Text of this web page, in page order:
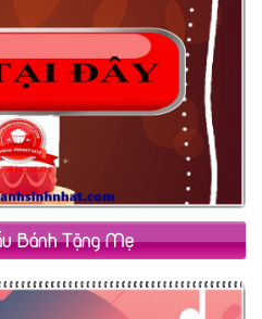
Bánh Tặng Mẹ